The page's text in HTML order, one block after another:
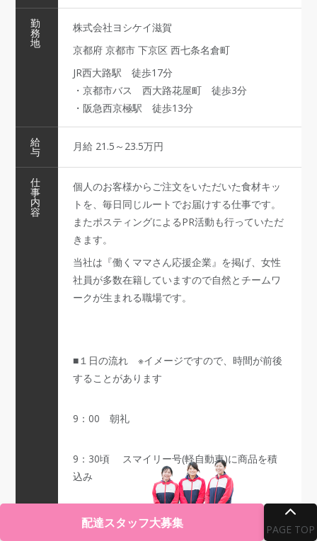
勤
務
地
株式会社ヨシケイ滋賀
京都府 京都市 下京区 西七条名倉町
JR西大路駅 徒歩17分
・京都市バス 西大路花屋町 徒歩3分
・阪急西京極駅 徒歩13分
給
与 月給 21.5～23.5万円
仕
事
内
容
個人のお客様からご注文をいただいた食材キッ
トを、毎日同じルートでお届けする仕事です。
またポスティングによるPR活動も行っていただ
きます。
当社は『働くママさん応援企業』を掲げ、女性
社員が多数在籍していますので自然とチームワ
ークが生まれる職場です。
■１日の流れ ※イメージですので、時間が前後
することがあります
9：00 朝礼
9：30頃 スマイリー号(軽自動車)に商品を積
込み
10：00頃～出発し、毎日同じルートでお届けし
配達スタッフ大募集 PAGE TOP